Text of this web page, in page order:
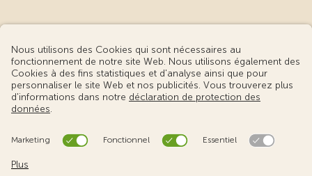
Conditions d’utilisation – informations juridiques